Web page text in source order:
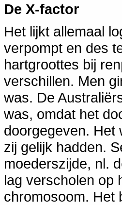
De X-factor
Het lijkt allemaal
verpompt en des
hartgroottes bij
verschillen. Men
was. De
was, omdat het
doorgegeven. Het
zij gelijk hadden.
moederszijde, nl.
lag verscholen op
chromosoom. Het